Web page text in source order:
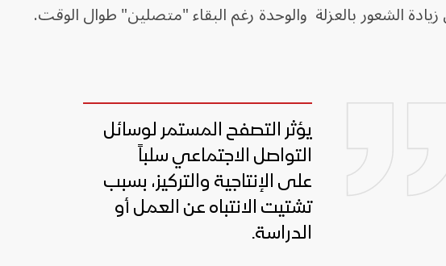
الشعور بالعزلة والوحدة رغم البقاء "متصلين" طوال الوقت.
يؤثر التصفح المستمر لوسائل
التواصل الاجتماعي سلباً
على الإنتاجية والتركيز، بسبب
تشتيت الانتباه عن العمل أو
الدراسة.